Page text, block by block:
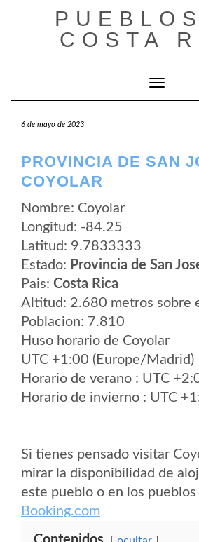
COSTA
Cambiar
6 de mayo de 2023
PROVINCIA DE SAN
COYOLAR
Nombre: Coyolar
Longitud: -84.25
Latitud: 9.7833333
Estado: Provincia de San
Pais: Costa Rica
Altitud: 2.680 metros sobre
Poblacion: 7.810
Huso horario de Coyolar
UTC +1:00 (Europe/Madrid)
Horario de verano : UTC
Horario de invierno : UTC
Si tienes pensado visitar
mirar la disponibilidad de
este pueblo o en los pueblos
Booking.com